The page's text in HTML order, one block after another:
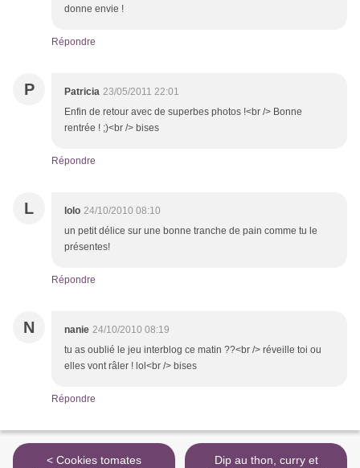
donne envie !
Répondre
P Patricia 23/05/2011 22:01
Enfin de retour avec de superbes photos !<br /> Bonne
rentrée ! ;)<br /> bises
Répondre
L lolo 24/10/2010 08:10
un petit délice sur une bonne tranche de pain comme tu le
présentes!
Répondre
N nanie 24/10/2010 08:19
tu as oublié le jeu interblog ce matin ??<br /> réveille toi ou
elles vont râler ! lol<br /> bises
Répondre
< Cookies tomates
Dip au thon, curry et